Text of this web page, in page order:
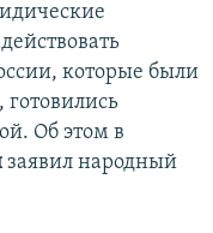
которые были
Об этом в
заявил народный